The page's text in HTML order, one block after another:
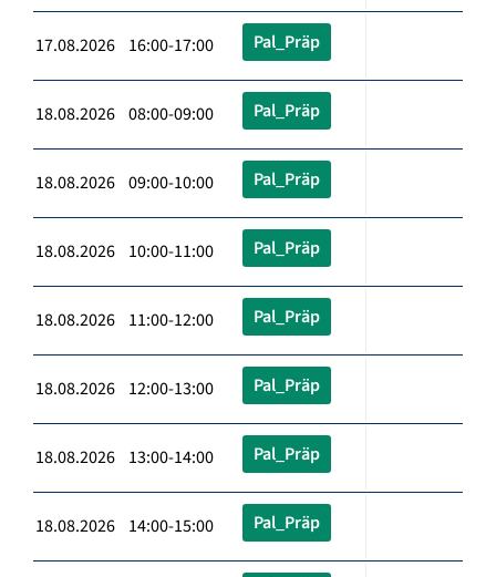
17.08.2026 16:00-17:00 Pal_Präp
18.08.2026 08:00-09:00 Pal_Präp
18.08.2026 09:00-10:00 Pal_Präp
18.08.2026 10:00-11:00 Pal_Präp
18.08.2026 11:00-12:00 Pal_Präp
18.08.2026 12:00-13:00 Pal_Präp
18.08.2026 13:00-14:00 Pal_Präp
18.08.2026 14:00-15:00 Pal_Präp